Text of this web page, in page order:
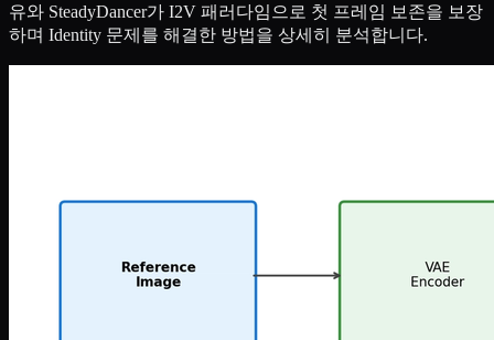
유와 SteadyDancer가 I2V 패러다임으로 첫 프레임 보존을 보장
하며 Identity 문제를 해결한 방법을 상세히 분석합니다.